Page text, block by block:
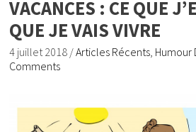
VACANCES : CE QUE
QUE JE VAIS VIVRE
4 juillet 2018 /Articles Récents Humour
Comments